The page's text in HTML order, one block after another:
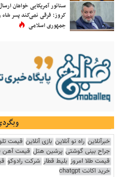
سناتور آمریکایی خواهان
کروز: فرقی نمی‌کند پسر شاه
جمهوری اسلامی
خبرآنلاین راه نو آنلاین بازی آنلاین قیمت
جراح بینی گوشتی پرشین هتل قیمت آهن
قیمت طلا امروز بلیط قطار شرکت رادوکو
خرید اکانت chatgpt